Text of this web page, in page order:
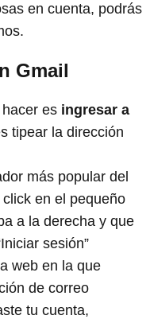
en cuenta, podrás
Gmail
es ingresar a
tipear la dirección
más popular del
en el pequeño
a la derecha y que
sesión”
web en la que
de correo
tu cuenta,